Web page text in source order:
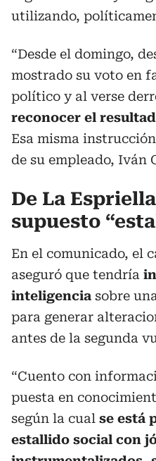
utilizando,
“Desde el domingo,
mostrado su voto en
político y al verse
reconocer el
Esa misma
de su empleado, Iván
De La
supuesto
En el comunicado, el
aseguró que tendría
inteligencia sobre
para generar
antes de la segunda
“Cuento con
puesta en
según la cual se está
estallido social con